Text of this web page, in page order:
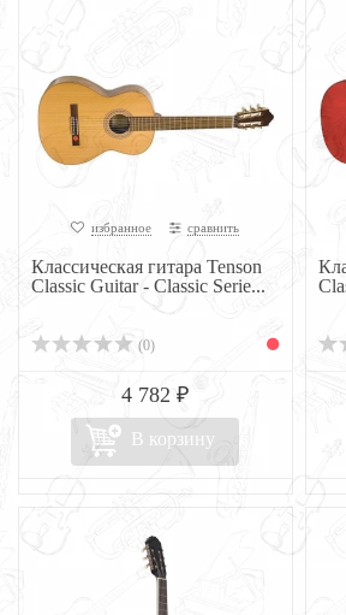
избранное сравнить
Классическая гитара Tenson
Classic Guitar - Classic Serie...
(0)
4 782 ₽
В корзину